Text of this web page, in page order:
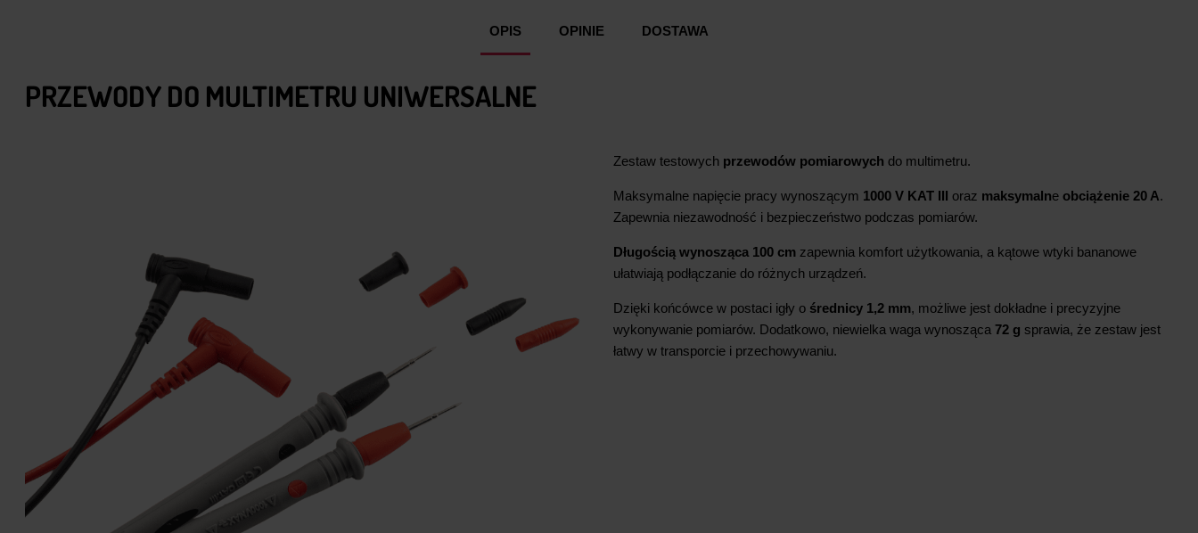
OPIS OPINIE DOSTAWA
PRZEWODY DO MULTIMETRU UNIWERSALNE
Zestaw testowych przewodów pomiarowych do multimetru.
Maksymalne napięcie pracy wynoszącym 1000 V KAT III oraz maksymalne obciążenie 20 A.
Zapewnia niezawodność i bezpieczeństwo podczas pomiarów.
Długością wynosząca 100 cm zapewnia komfort użytkowania, a kątowe wtyki bananowe
ułatwiają podłączanie do różnych urządzeń.
Dzięki końcówce w postaci igły o średnicy 1,2 mm, możliwe jest dokładne i precyzyjne
wykonywanie pomiarów. Dodatkowo, niewielka waga wynosząca 72 g sprawia, że zestaw jest
łatwy w transporcie i przechowywaniu.